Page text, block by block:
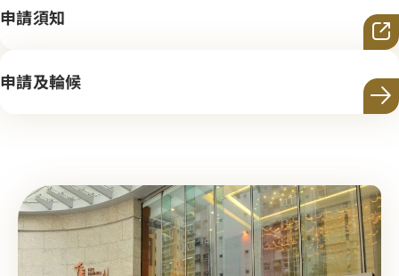
申請須知
申請及輪候